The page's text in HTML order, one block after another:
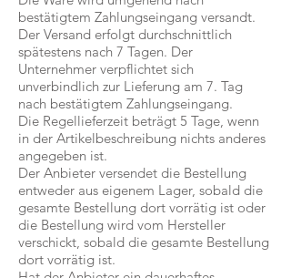
bestätigtem Zahlungseingang versandt.
Der Versand erfolgt durchschnittlich
spätestens nach 7 Tagen. Der
Unternehmer verpflichtet sich
unverbindlich zur Lieferung am 7. Tag
nach bestätigtem Zahlungseingang.
Die Regellieferzeit beträgt 5 Tage, wenn
in der Artikelbeschreibung nichts anderes
angegeben ist.
Der Anbieter versendet die Bestellung
entweder aus eigenem Lager, sobald die
gesamte Bestellung dort vorrätig ist oder
die Bestellung wird vom Hersteller
verschickt, sobald die gesamte Bestellung
dort vorrätig ist.